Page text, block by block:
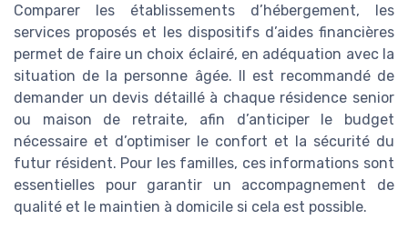
Comparer les établissements d’hébergement, les
services proposés et les dispositifs d’aides financières
permet de faire un choix éclairé, en adéquation avec la
situation de la personne âgée. Il est recommandé de
demander un devis détaillé à chaque résidence senior
ou maison de retraite, afin d’anticiper le budget
nécessaire et d’optimiser le confort et la sécurité du
futur résident. Pour les familles, ces informations sont
essentielles pour garantir un accompagnement de
qualité et le maintien à domicile si cela est possible.